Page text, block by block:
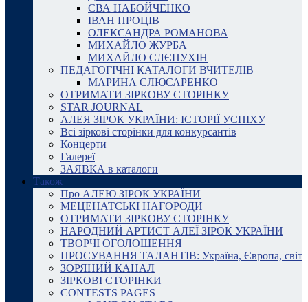
ЄВА НАБОЙЧЕНКО
ІВАН ПРОЦІВ
ОЛЕКСАНДРА РОМАНОВА
МИХАЙЛО ЖУРБА
МИХАЙЛО СЛЄПУХІН
ПЕДАГОГІЧНІ КАТАЛОГИ ВЧИТЕЛІВ
МАРИНА СЛЮСАРЕНКО
ОТРИМАТИ ЗІРКОВУ СТОРІНКУ
STAR JOURNAL
АЛЕЯ ЗІРОК УКРАЇНИ: ІСТОРІЇ УСПІХУ
Всі зіркові сторінки для конкурсантів
Концерти
Галереї
ЗАЯВКА в каталоги
Також
Про АЛЕЮ ЗІРОК УКРАЇНИ
МЕЦЕНАТСЬКІ НАГОРОДИ
ОТРИМАТИ ЗІРКОВУ СТОРІНКУ
НАРОДНИЙ АРТИСТ АЛЕЇ ЗІРОК УКРАЇНИ
ТВОРЧІ ОГОЛОШЕННЯ
ПРОСУВАННЯ ТАЛАНТІВ: Україна, Європа, світ
ЗОРЯНИЙ КАНАЛ
ЗІРКОВІ СТОРІНКИ
CONTESTS PAGES